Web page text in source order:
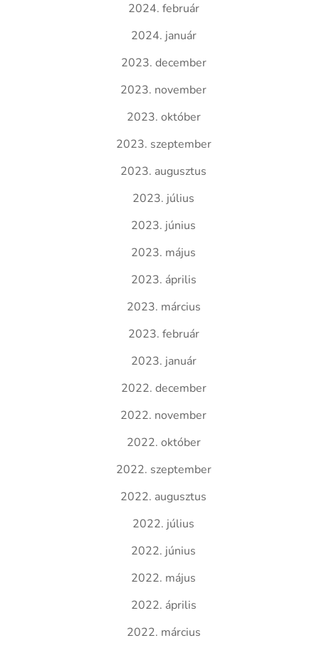
2024. február
2024. január
2023. december
2023. november
2023. október
2023. szeptember
2023. augusztus
2023. július
2023. június
2023. május
2023. április
2023. március
2023. február
2023. január
2022. december
2022. november
2022. október
2022. szeptember
2022. augusztus
2022. július
2022. június
2022. május
2022. április
2022. március